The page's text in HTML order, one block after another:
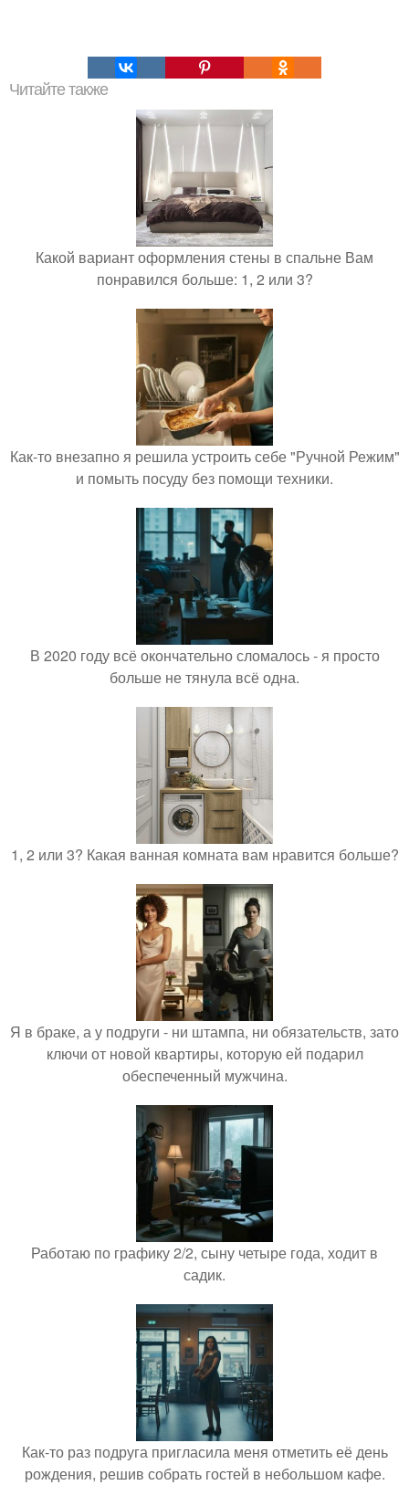
Читайте также
Какой вариант оформления стены в спальне Вам
понравился больше: 1, 2 или 3?
Как-то внезапно я решила устроить себе "Ручной Режим"
и помыть посуду без помощи техники.
В 2020 году всё окончательно сломалось - я просто
больше не тянула всё одна.
1, 2 или 3? Какая ванная комната вам нравится больше?
Я в браке, а у подруги - ни штампа, ни обязательств, зато
ключи от новой квартиры, которую ей подарил
обеспеченный мужчина.
Работаю по графику 2/2, сыну четыре года, ходит в
садик.
Как-то раз подруга пригласила меня отметить её день
рождения, решив собрать гостей в небольшом кафе.